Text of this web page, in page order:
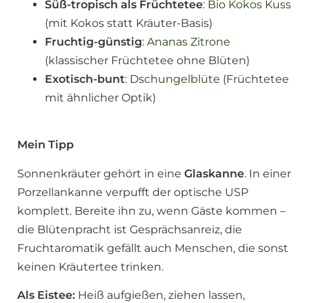
Süß-tropisch als Früchtetee: Bio Kokos Kuss
(mit Kokos statt Kräuter-Basis)
Fruchtig-günstig: Ananas Zitrone
(klassischer Früchtetee ohne Blüten)
Exotisch-bunt: Dschungelblüte (Früchtetee
mit ähnlicher Optik)
Mein Tipp
Sonnenkräuter gehört in eine Glaskanne. In einer
Porzellankanne verpufft der optische USP
komplett. Bereite ihn zu, wenn Gäste kommen –
die Blütenpracht ist Gesprächsanreiz, die
Fruchtaromatik gefällt auch Menschen, die sonst
keinen Kräutertee trinken.
Als Eistee: Heiß aufgießen, ziehen lassen,